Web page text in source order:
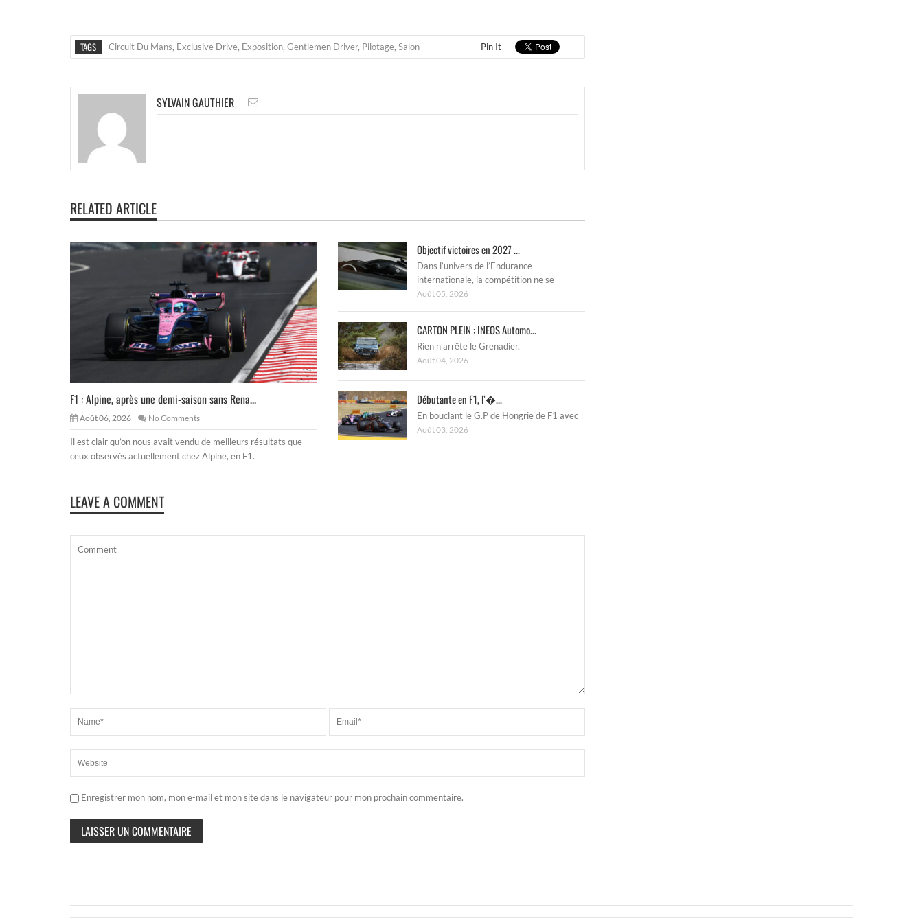
TAGS Circuit Du Mans, Exclusive Drive, Exposition, Gentlemen Driver, Pilotage, Salon Pin It
SYLVAIN GAUTHIER
RELATED ARTICLE
F1 : Alpine, après une demi-saison sans Rena...
Août 06, 2026 No Comments
Il est clair qu’on nous avait vendu de meilleurs résultats que
ceux observés actuellement chez Alpine, en F1.
Objectif victoires en 2027 ...
Dans l’univers de l’Endurance
internationale, la compétition ne se
Août 05, 2026
CARTON PLEIN : INEOS Automo...
Rien n’arrête le Grenadier.
Août 04, 2026
Débutante en F1, l’�...
En bouclant le G.P de Hongrie de F1 avec
Août 03, 2026
LEAVE A COMMENT
Enregistrer mon nom, mon e-mail et mon site dans le navigateur pour mon prochain commentaire.